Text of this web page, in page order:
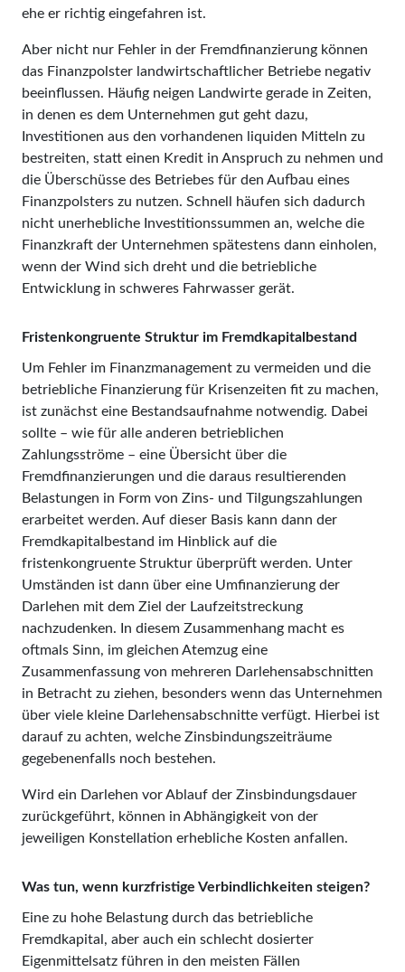
ehe er richtig ein­gefahren ist.
Aber nicht nur Fehler in der Fremdfinanzierung können
das Finanzpolster landwirtschaftlicher Betriebe negativ
beeinflussen. Häufig neigen Landwirte gerade in Zeiten,
in denen es dem Unternehmen gut geht dazu,
Investitionen aus den vorhandenen liquiden Mitteln zu
bestreiten, statt einen Kredit in Anspruch zu nehmen und
die Überschüsse des Betriebes für den Aufbau eines
Finanzpolsters zu nutzen. Schnell häufen sich dadurch
nicht unerhebliche Investitionssummen an, welche die
Finanzkraft der Unternehmen spätestens dann einholen,
wenn der Wind sich dreht und die betriebliche
Entwicklung in schweres Fahrwasser gerät.
Fristenkongruente Struktur im Fremdkapitalbestand
Um Fehler im Finanzmanagement zu vermeiden und die
betriebliche Finanzierung für Krisenzeiten fit zu machen,
ist zunächst eine Bestandsaufnahme notwendig. Dabei
sollte – wie für alle anderen betrieblichen
Zahlungsströme – eine Übersicht über die
Fremdfinanzierungen und die daraus resultierenden
Belastungen in Form von Zins- und Tilgungszahlungen
erarbeitet werden. Auf dieser Basis kann dann der
Fremdkapitalbestand im Hinblick auf die
fristenkongruente Struktur überprüft werden. Unter
Umständen ist dann über eine Umfinanzierung der
Darlehen mit dem Ziel der Laufzeitstreckung
nachzudenken. In diesem Zusammenhang macht es
oftmals Sinn, im gleichen Atemzug eine
Zusammenfassung von mehreren Darlehensabschnitten
in Betracht zu ziehen, besonders wenn das Unternehmen
über viele kleine Darlehensabschnitte verfügt. Hierbei ist
darauf zu achten, welche Zinsbindungszeit­räume
gegebenenfalls noch bestehen.
Wird ein Darlehen vor Ablauf der Zinsbindungsdauer
zurückgeführt, können in Abhängigkeit von der
jeweiligen Konstellation erhebliche Kosten anfallen.
Was tun, wenn kurzfristige Verbindlichkeiten steigen?
Eine zu hohe Belastung durch das betriebliche
Fremdkapital, aber auch ein schlecht dosierter
Eigenmittelsatz führen in den meisten Fällen